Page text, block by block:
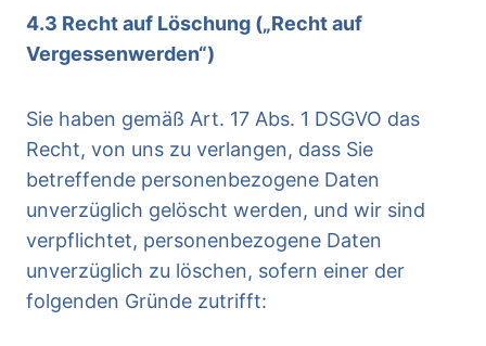
4.3 Recht auf Löschung („Recht auf
Vergessenwerden“)
Sie haben gemäß Art. 17 Abs. 1 DSGVO das
Recht, von uns zu verlangen, dass Sie
betreffende personenbezogene Daten
unverzüglich gelöscht werden, und wir sind
verpflichtet, personenbezogene Daten
unverzüglich zu löschen, sofern einer der
folgenden Gründe zutrifft: